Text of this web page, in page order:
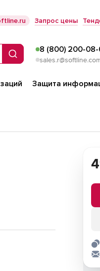
Запрос цены
Поиск
8 (800) 200-
Защита